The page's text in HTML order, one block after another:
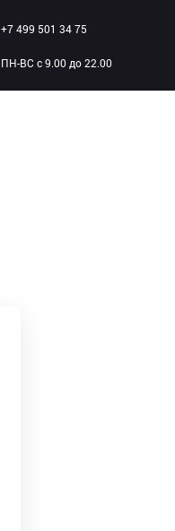
+7 499 501 34 75
ПН-ВC c 9.00 до 22.00